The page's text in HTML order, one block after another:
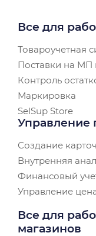
Все для
Товароучетная
Поставки на МП
Контроль
Маркировка
SelSup Store
Управление
Создание
Внутренняя
Финансовый
Управление
Все для
магазинов